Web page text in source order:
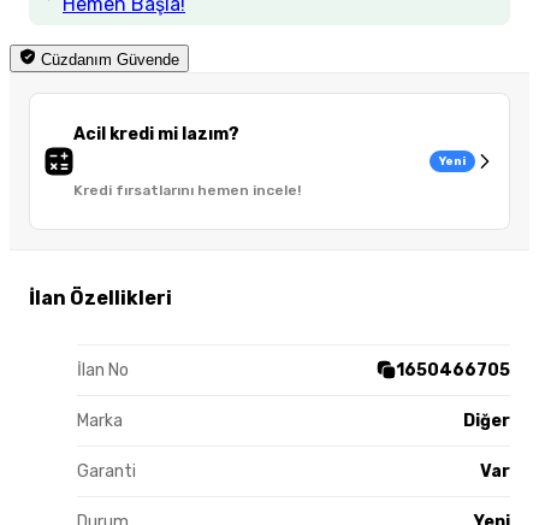
Cüzdanım Güvende
Acil kredi mi lazım?
Kredi fırsatlarını hemen incele!
Yeni
İlan Özellikleri
İlan No 1650466705
Marka Diğer
Garanti Var